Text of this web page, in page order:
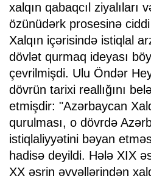
xalqın qabaqcıl ziyalıları
özünüdərk prosesinə
Xalqın içərisində istiqlal
dövlət qurmaq ideyası
çevrilmişdi. Ulu Öndər
dövrün tarixi reallığını
etmişdir: "Azərbaycan
qurulması, o dövrdə
istiqlaliyyətini bəyan
hadisə deyildi. Hələ XIX
XX əsrin əvvəllərindən